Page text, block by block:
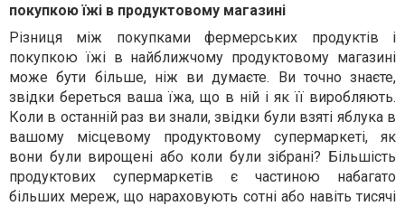
покупкою їжі в продуктовому магазині
Різниця між покупками фермерських продуктів і
покупкою їжі в найближчому продуктовому магазині
може бути більше, ніж ви думаєте. Ви точно знаєте,
звідки береться ваша їжа, що в ній і як її виробляють.
Коли в останній раз ви знали, звідки були взяті яблука в
вашому місцевому продуктовому супермаркеті, як
вони були вирощені або коли були зібрані? Більшість
продуктових супермаркетів є частиною набагато
більших мереж, що нараховують сотні або навіть тисячі